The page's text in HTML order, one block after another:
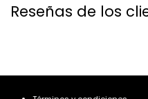
Reseñas de los